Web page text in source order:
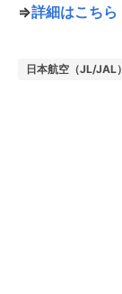
⇒詳細はこちら
日本航空（JL/JAL）